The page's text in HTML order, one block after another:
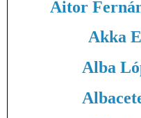
Aitor
Akka
Alba